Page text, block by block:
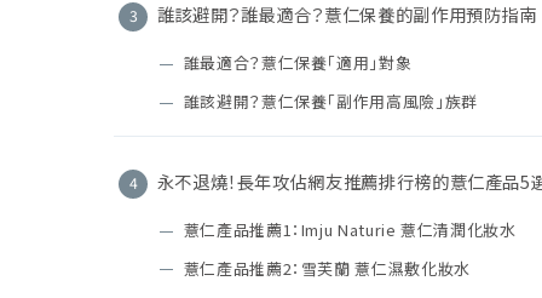
誰該避開？誰最適合？薏仁保養的副作用預防指南
誰最適合？薏仁保養「適用」對象
誰該避開？薏仁保養「副作用高風險」族群
永不退燒！長年攻佔網友推薦排行榜的薏仁產品5
薏仁產品推薦1：Imju Naturie 薏仁清潤化妝水
薏仁產品推薦2：雪芙蘭 薏仁濕敷化妝水